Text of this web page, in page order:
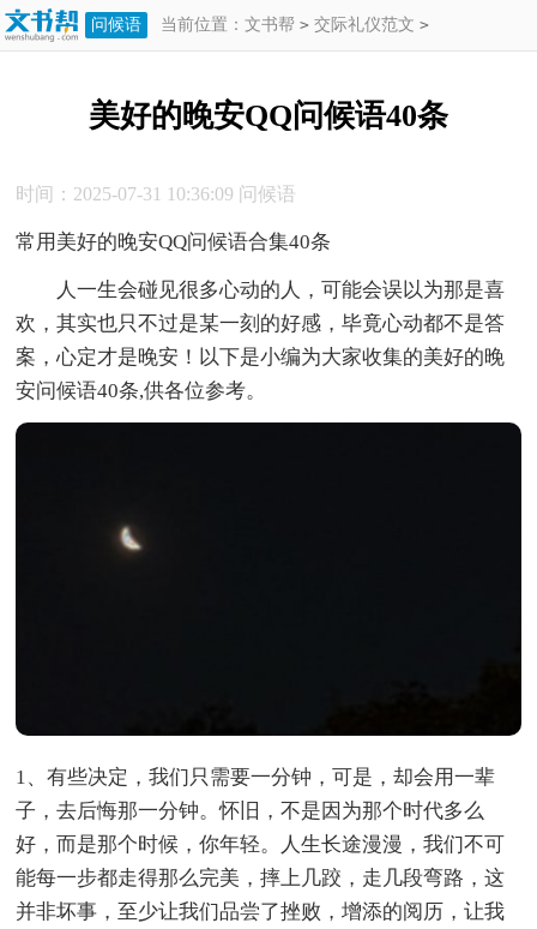
问候语 当前位置： 文书帮 > 交际礼仪范文 >
美好的晚安QQ问候语40条
时间：2025-07-31 10:36:09 问候语
常用美好的晚安QQ问候语合集40条
人一生会碰见很多心动的人，可能会误以为那是喜
欢，其实也只不过是某一刻的好感，毕竟心动都不是答
案，心定才是晚安！以下是小编为大家收集的美好的晚
安问候语40条,供各位参考。
1、有些决定，我们只需要一分钟，可是，却会用一辈
子，去后悔那一分钟。怀旧，不是因为那个时代多么
好，而是那个时候，你年轻。人生长途漫漫，我们不可
能每一步都走得那么完美，摔上几跤，走几段弯路，这
并非坏事，至少让我们品尝了挫败，增添的阅历，让我